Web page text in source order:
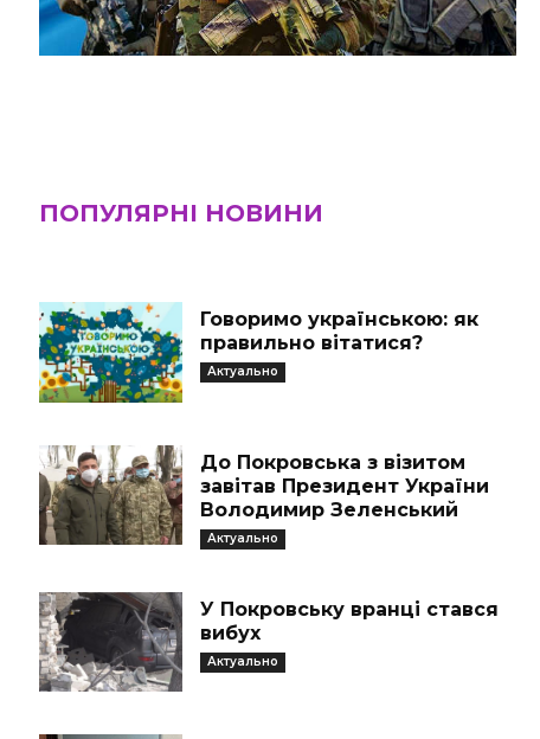
ПОПУЛЯРНІ НОВИНИ
Говоримо українською: як
правильно вітатися?
Актуально
До Покровська з візитом
завітав Президент України
Володимир Зеленський
Актуально
У Покровську вранці стався
вибух
Актуально